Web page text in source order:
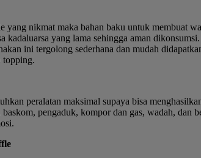
yang nikmat maka bahan baku untuk membuat
kadaluarsa yang lama sehingga aman
ini tergolong sederhana dan mudah
topping.
peralatan maksimal supaya bisa
pengaduk, kompor dan gas, wadah, dan